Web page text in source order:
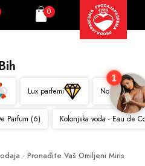
Korpa
0
Lux parfemi Novo
Parfum (6) Kolonjska voda - Eau de
- Pronađite Vaš Omiljeni Miris
1